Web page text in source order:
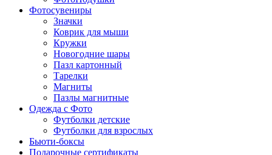
Фотоcувениры
Значки
Коврик для мыши
Кружки
Новогодние шары
Пазл картонный
Тарелки
Магниты
Пазлы магнитные
Одежда с Фото
Футболки детские
Футболки для взрослых
Бьюти-боксы
Подарочные сертификаты